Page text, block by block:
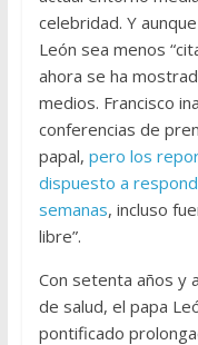
celebridad. Y
León sea menos
ahora se ha
medios. Francisco
conferencias de
papal, pero los
dispuesto a
semanas, incluso
libre”.
Con setenta años y
de salud, el papa
pontificado